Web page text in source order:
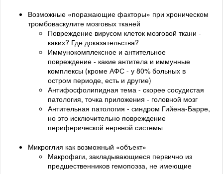
Возможные «поражающие факторы» при хроническом
тромбоваскулите мозговых тканей
Повреждение вирусом клеток мозговой ткани -
каких? Где доказательства?
Иммунокомплексное и антительное
повреждение - какие антитела и иммунные
комплексы (кроме АФС - у 80% больных в
остром периоде, есть и другие)
Антифосфолипидная тема - скорее сосудистая
патология, точка приложения - головной мозг
Антительная патология - синдром Гийена-Барре,
но это исключительно повреждение
периферической нервной системы
Микроглия как возможный «объект»
Макрофаги, закладывающиеся первично из
предшественников гемопоэза, не имеющие